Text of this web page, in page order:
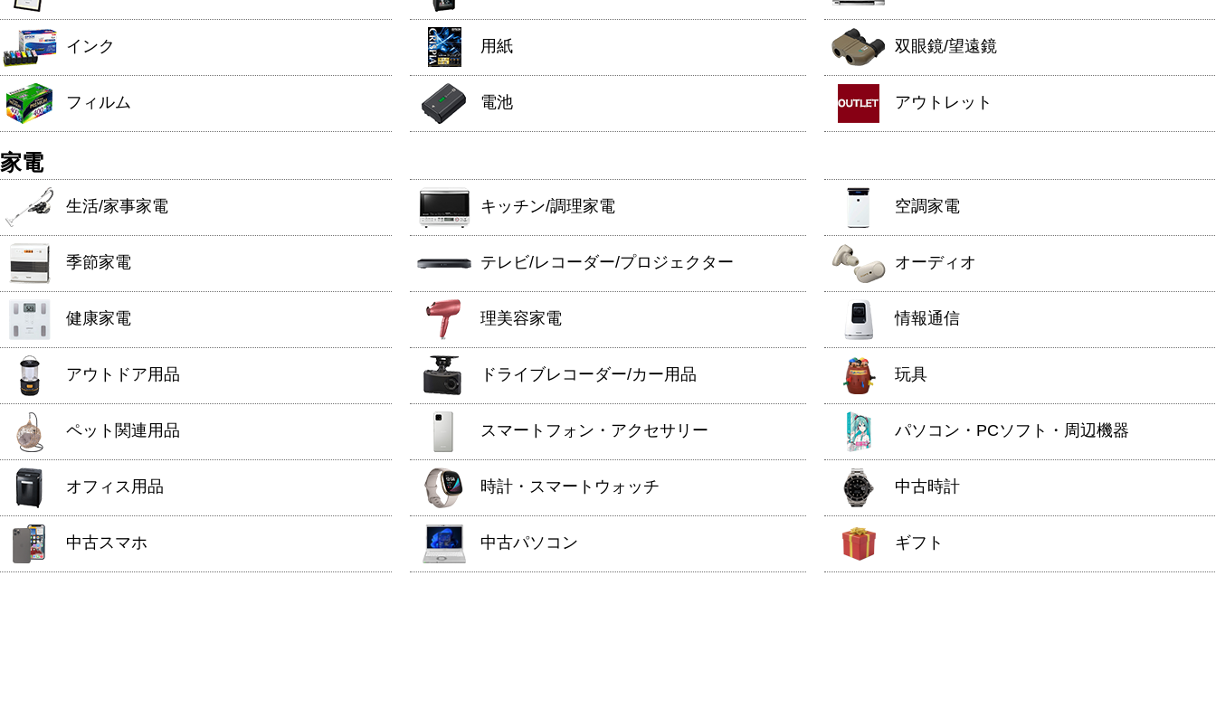
インク 用紙 双眼鏡/望遠鏡
フィルム 電池 アウトレット
家電
生活/家事家電 キッチン/調理家電 空調家電
季節家電 テレビ/レコーダー/プロジェクター オーディオ
健康家電 理美容家電 情報通信
アウトドア用品 ドライブレコーダー/カー用品 玩具
ペット関連用品 スマートフォン・アクセサリー パソコン・PCソフト・周辺機器
オフィス用品 時計・スマートウォッチ 中古時計
中古スマホ 中古パソコン ギフト